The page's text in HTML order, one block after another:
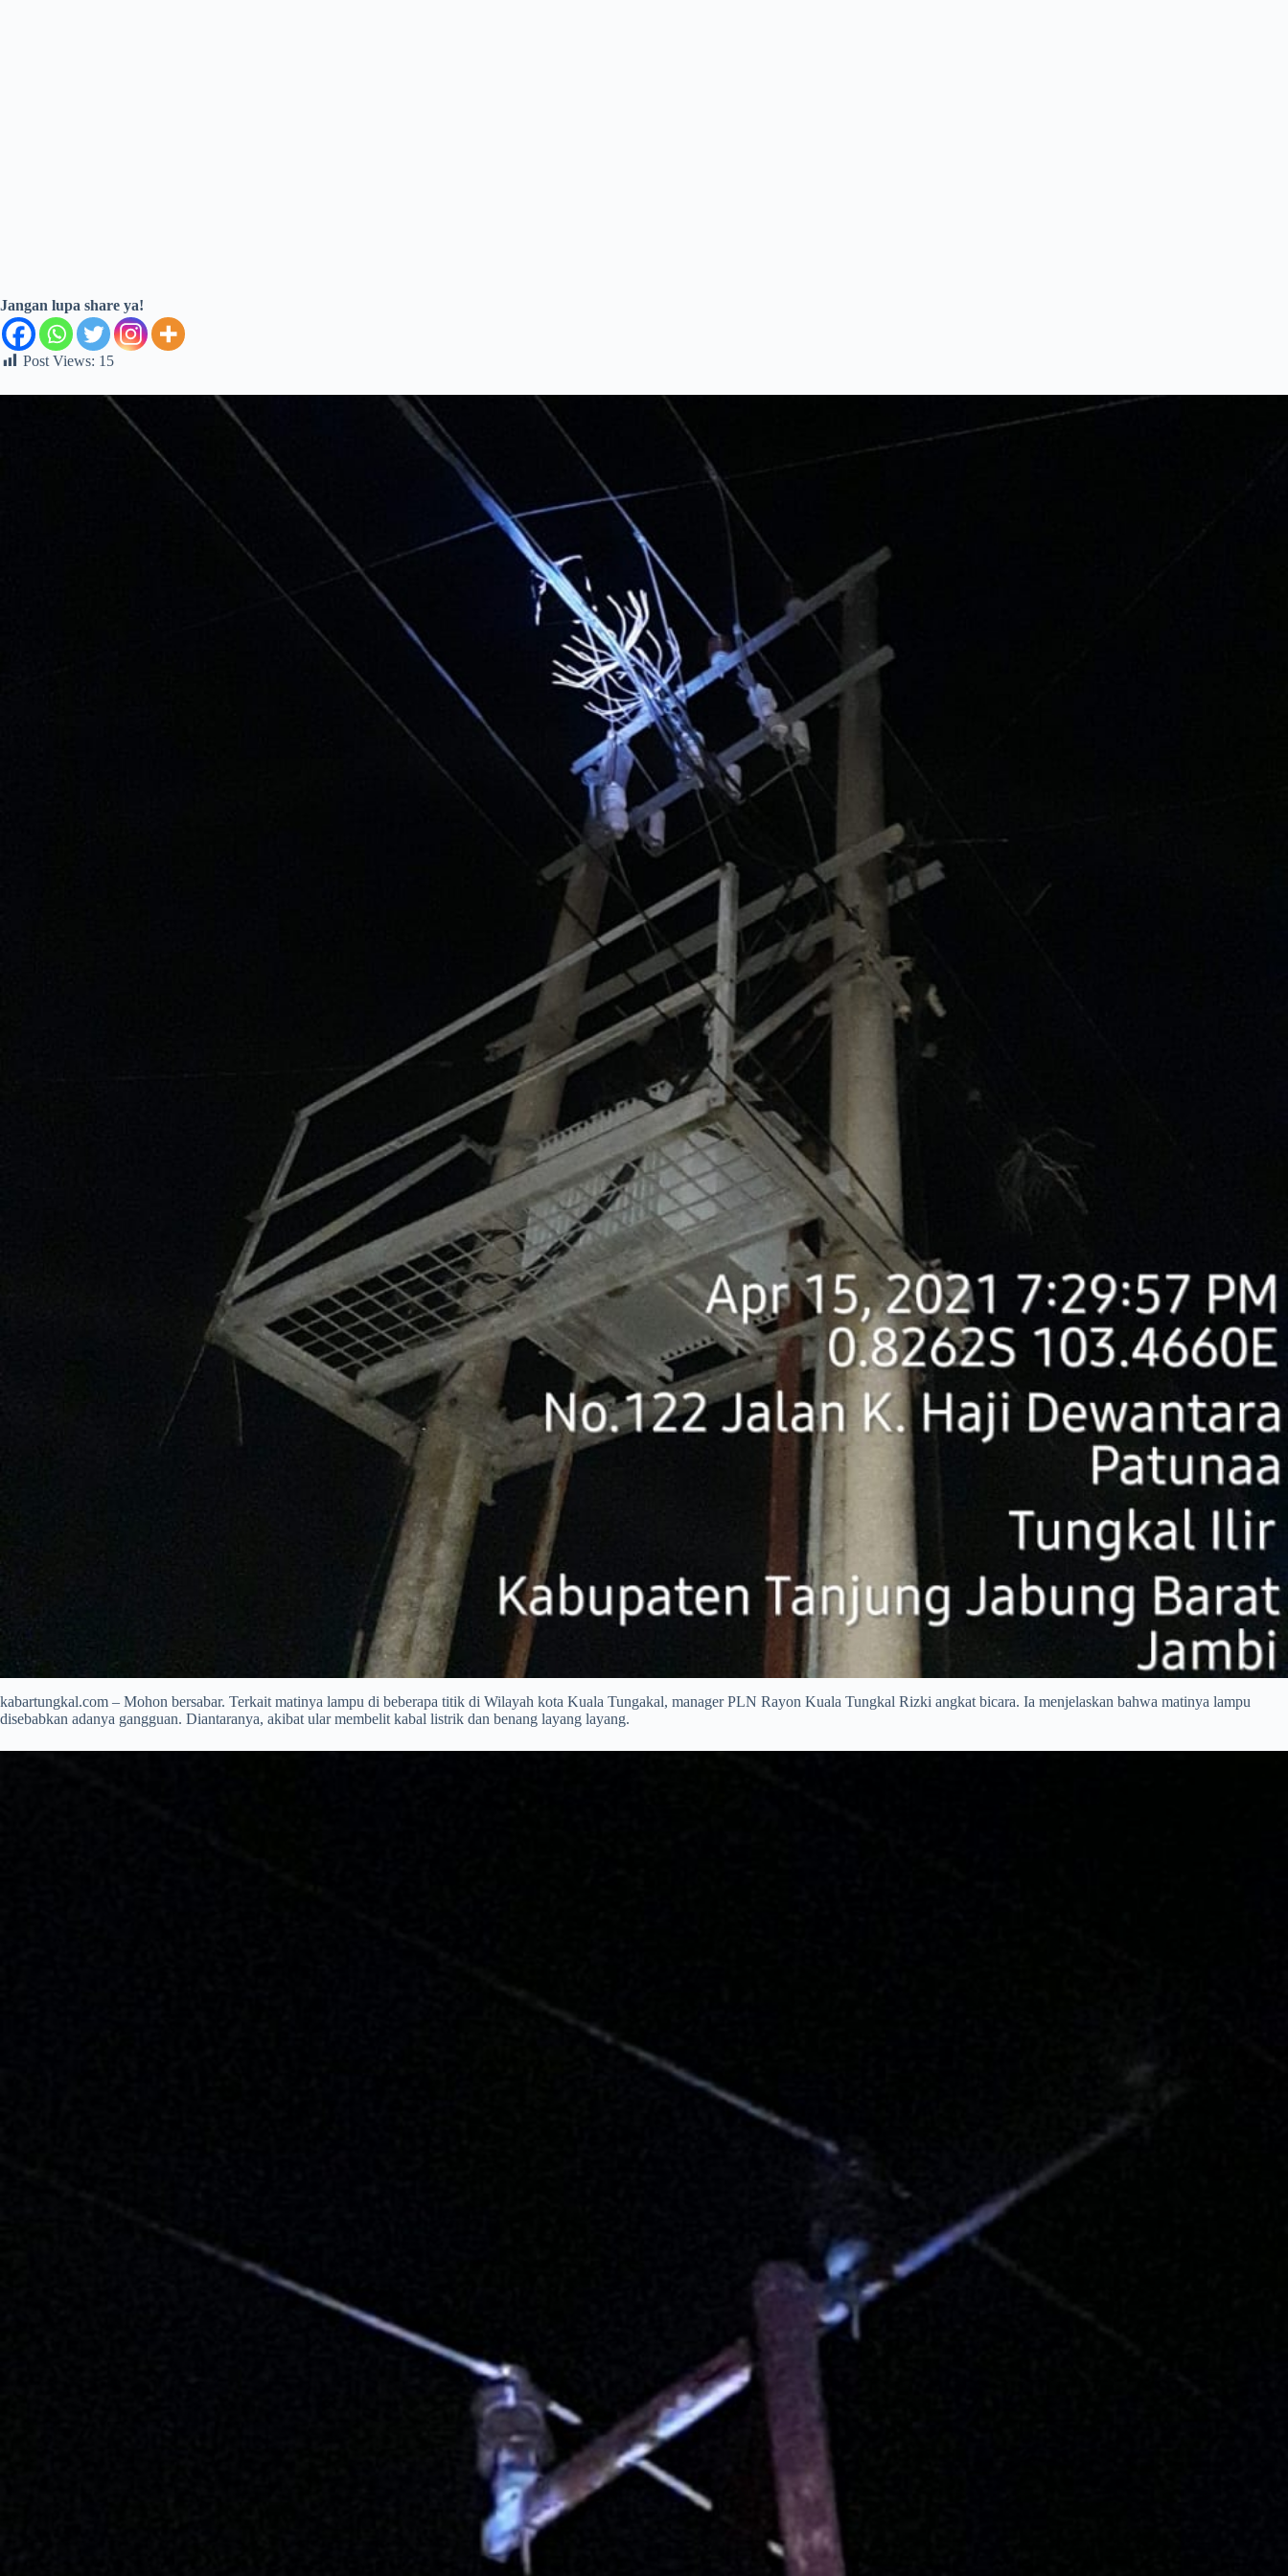
Jangan lupa share ya!
Post Views: 15
kabartungkal.com – Mohon bersabar. Terkait matinya lampu di beberapa titik di Wilayah kota Kuala Tungakal, manager PLN Rayon Kuala Tungkal Rizki angkat bicara. Ia menjelaskan bahwa matinya lampu
disebabkan adanya gangguan. Diantaranya, akibat ular membelit kabal listrik dan benang layang layang.